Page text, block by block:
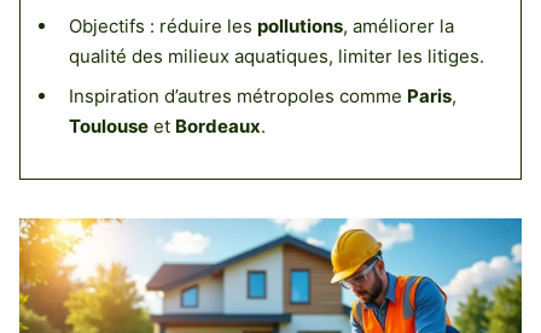
Objectifs : réduire les pollutions, améliorer la
qualité des milieux aquatiques, limiter les litiges.
Inspiration d’autres métropoles comme Paris,
Toulouseet Bordeaux.